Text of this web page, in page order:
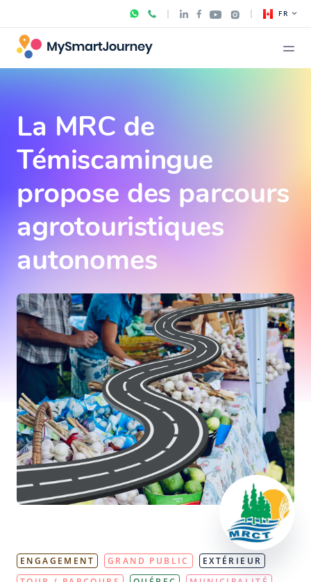
FR
La MRC de
Témiscamingue
propose des parcours
agrotouristiques
autonomes
ENGAGEMENT GRAND PUBLIC
EXTÉRIEUR